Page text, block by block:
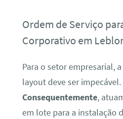
Ordem de Serviço
Corporativo em
Para o setor empresarial,
layout deve ser impecável.
Consequentemente,
em lote para a instalação